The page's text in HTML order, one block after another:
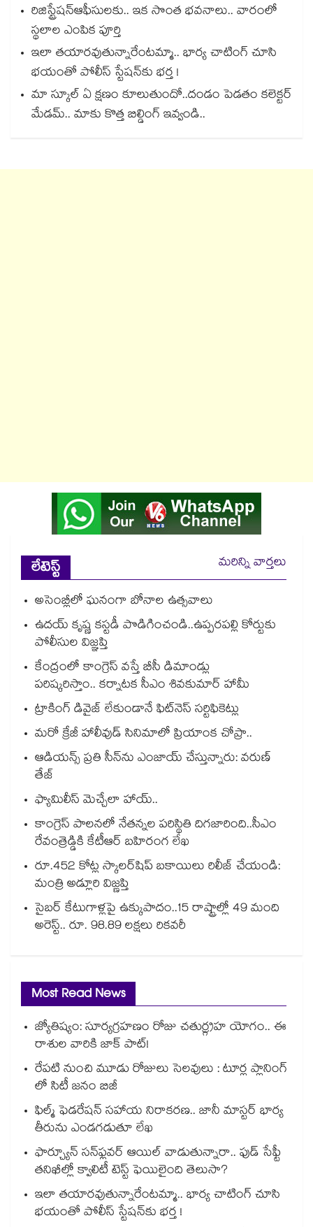
రిజిస్ట్రేషన్ఆఫీసులకు.. ఇక సొంత భవనాలు.. వారంలో
స్థలాల ఎంపిక పూర్తి
ఇలా తయారవుతున్నారేంటమ్మా.. భార్య చాటింగ్ చూసి
భయంతో పోలీస్ స్టేషన్⁫కు భర్త !
మా స్కూల్ ఏ క్షణం కూలుతుందో..దండం పెడతం కలెక్టర్
మేడమ్.. మాకు కొత్త బిల్డింగ్ ఇవ్వండి..
లేటెస్ట్
మరిన్ని వార్తలు
అసెంబ్లీలో ఘనంగా బోనాల ఉత్సవాలు
ఉదయ్‌‌ కృష్ణ కస్టడీ పొడిగించండి..ఉప్పరపల్లి కోర్టుకు
పోలీసుల విజ్ఞప్తి
కేంద్రంలో కాంగ్రెస్ వస్తే బీసీ డిమాండ్లు
పరిష్కరిస్తాం.. కర్నాటక సీఎం శివకుమార్ హామీ
ట్రాకింగ్ డివైజ్ లేకుండానే ఫిట్‌‌నెస్ సర్టిఫికెట్లు
మరో క్రేజీ హాలీవుడ్‌‌ సినిమాలో ప్రియాంక చోప్రా..
ఆడియన్స్‌‌ ప్రతి సీన్⁭ను ఎంజాయ్ చేస్తున్నారు: వరుణ్
తేజ్
ఫ్యామిలీస్‌‌ మెచ్చేలా హాయ్..
కాంగ్రెస్ పాలనలో నేతన్నల పరిస్థితి దిగజారింది..సీఎం
రేవంత్రెడ్డికి కేటీఆర్ బహిరంగ లేఖ
రూ.452 కోట్ల స్కాలర్‌‌షిప్ బకాయిలు రిలీజ్ చేయండి:
మంత్రి అడ్లూరి విజ్ణప్తి
సైబర్ కేటుగాళ్లపై ఉక్కుపాదం..15 రాష్ట్రాల్లో 49 మంది
అరెస్ట్.. రూ. 98.89 లక్షలు రికవరీ
Most Read News
జ్యోతిష్యం: సూర్యగ్రహణం రోజు చతుర్గ్రహ యోగం.. ఈ
రాశుల వారికి జాక్ పాట్!
రేపటి నుంచి మూడు రోజులు సెలవులు : టూర్ల ప్లానింగ్
లో సిటీ జనం బిజీ
ఫిల్మ్ ఫెడరేషన్ సహాయ నిరాకరణ.. జానీ మాస్టర్ భార్య
తీరును ఎండగడుతూ లేఖ
ఫార్చ్యూన్ సన్‌ఫ్లవర్ ఆయిల్ వాడుతున్నారా.. ఫుడ్ సేఫ్టీ
తనిఖీల్లో క్వాలిటీ టెస్ట్ ఫెయిలైంది తెలుసా?
ఇలా తయారవుతున్నారేంటమ్మా.. భార్య చాటింగ్ చూసి
భయంతో పోలీస్ స్టేషన్⁫కు భర్త !